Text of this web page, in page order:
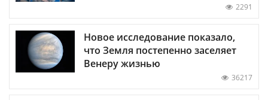
2291
Новое исследование показало,
что Земля постепенно заселяет
Венеру жизнью
36217